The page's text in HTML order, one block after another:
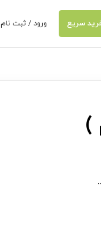
سریع ورود / ثبت نام